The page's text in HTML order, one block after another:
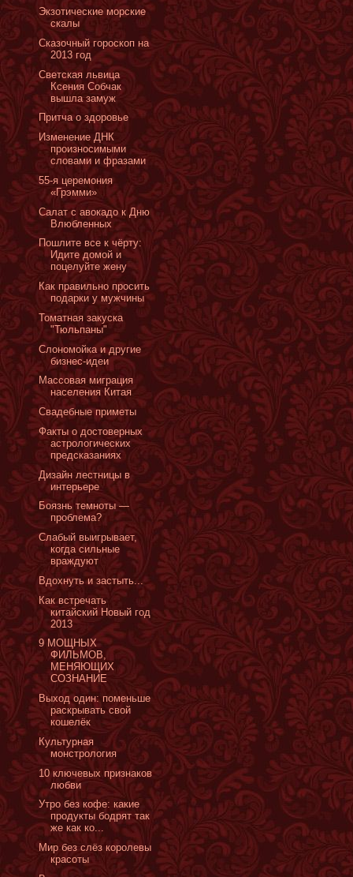
Экзотические морские
скалы
Сказочный гороскоп на
2013 год
Светская львица
Ксения Собчак
вышла замуж
Притча о здоровье
Изменение ДНК
произносимыми
словами и фразами
55-я церемония
«Грэмми»
Салат с авокадо к Дню
Влюбленных
Пошлите все к чёрту:
Идите домой и
поцелуйте жену
Как правильно просить
подарки у мужчины
Томатная закуска
"Тюльпаны"
Слономойка и другие
бизнес-идеи
Массовая миграция
населения Китая
Cвадебные приметы
Факты о достоверных
астрологических
предсказаниях
Дизайн лестницы в
интерьере
Боязнь темноты —
проблема?
Слабый выигрывает,
когда сильные
враждуют
Вдохнуть и застыть...
Как встречать
китайский Новый год
2013
‎9 МОЩНЫХ
ФИЛЬМОВ,
МЕНЯЮЩИХ
СОЗНАНИЕ
Выход один: поменьше
раскрывать свой
кошелёк
Культурная
монстрология
10 ключевых признаков
любви
Утро без кофе: какие
продукты бодрят так
же как ко...
Мир без слёз королевы
красоты